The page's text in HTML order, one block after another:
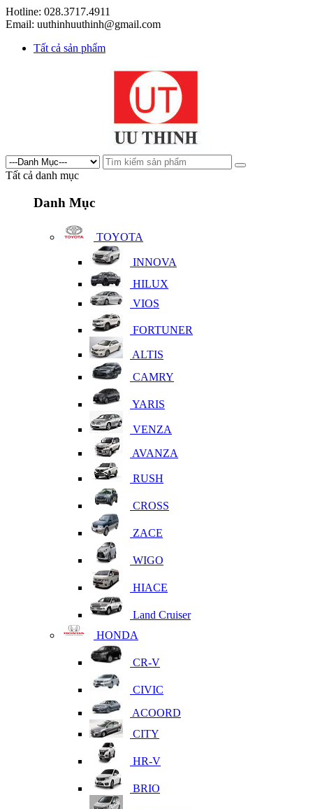
Hotline: 028.3717.4911
Email: uuthinhuuthinh@gmail.com
Tất cả sản phẩm
Tất cả danh mục
Danh Mục
TOYOTA
INNOVA
HILUX
VIOS
FORTUNER
ALTIS
CAMRY
YARIS
VENZA
AVANZA
RUSH
CROSS
ZACE
WIGO
HIACE
Land Cruiser
HONDA
CR-V
CIVIC
ACOORD
CITY
HR-V
BRIO